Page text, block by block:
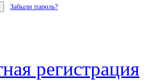
Забыли пароль?
регистрация